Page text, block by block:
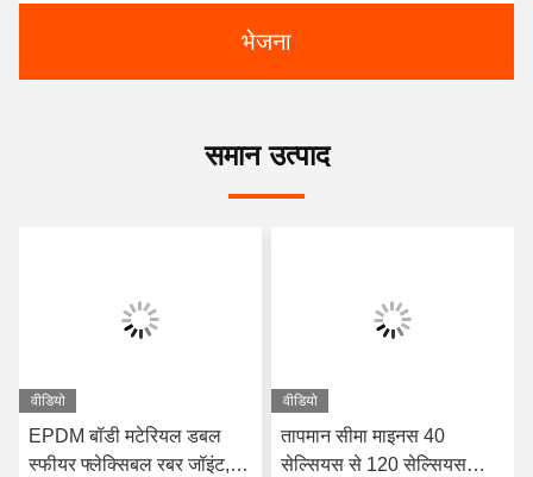
भेजना
समान उत्पाद
वीडियो
EPDM बॉडी मटेरियल डबल
स्फीयर फ्लेक्सिबल रबर जॉइंट,
वीडियो
तापमान सीमा माइनस 40
सेल्सियस से 120 सेल्सियस